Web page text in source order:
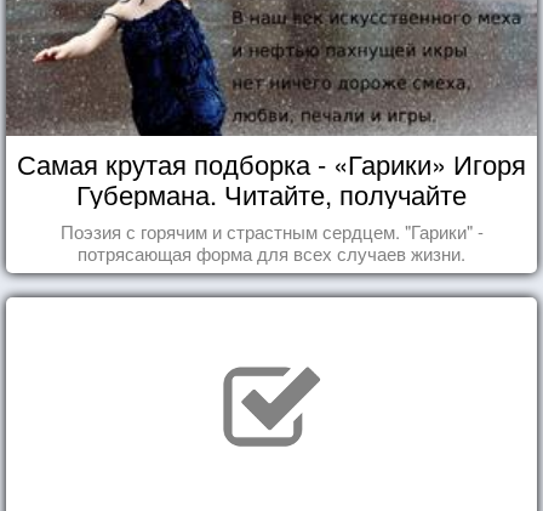
Самая крутая подборка - «Гарики» Игоря
Губермана. Читайте, получайте
удовольствие!
Поэзия с горячим и страстным сердцем. "Гарики" -
потрясающая форма для всех случаев жизни.